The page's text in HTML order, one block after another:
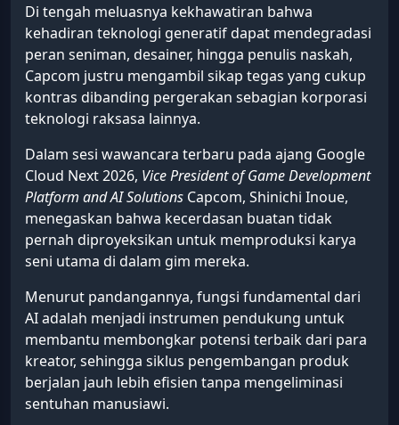
Di tengah meluasnya kekhawatiran bahwa
kehadiran teknologi generatif dapat mendegradasi
peran seniman, desainer, hingga penulis naskah,
Capcom justru mengambil sikap tegas yang cukup
kontras dibanding pergerakan sebagian korporasi
teknologi raksasa lainnya.
Dalam sesi wawancara terbaru pada ajang Google
Cloud Next 2026, Vice President of Game Development
Platform and AI Solutions Capcom, Shinichi Inoue,
menegaskan bahwa kecerdasan buatan tidak
pernah diproyeksikan untuk memproduksi karya
seni utama di dalam gim mereka.
Menurut pandangannya, fungsi fundamental dari
AI adalah menjadi instrumen pendukung untuk
membantu membongkar potensi terbaik dari para
kreator, sehingga siklus pengembangan produk
berjalan jauh lebih efisien tanpa mengeliminasi
sentuhan manusiawi.